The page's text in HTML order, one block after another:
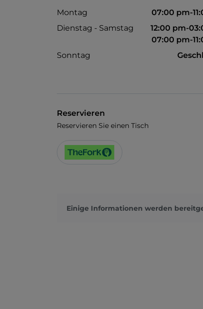
Montag
07:00 pm-
Dienstag - Samstag
12:00 pm-
07:00 pm-
Sonntag
Reservieren
Reservieren Sie einen Tisch
Einige Informationen werden